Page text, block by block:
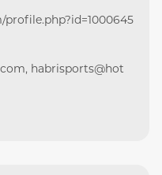
habrisports@hot